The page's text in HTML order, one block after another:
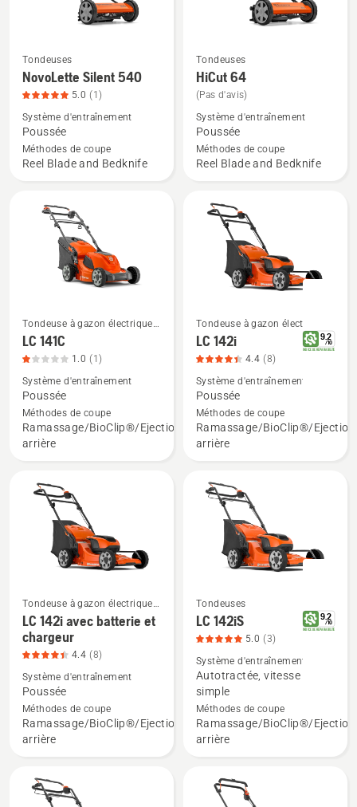
4.4
sur
Voir
plus
de
détails
sur
NovoLette
Tondeuses
NovoLette Silent 540
5.0 (1)
Système d'entraînement
Poussée
Méthodes de coupe
Reel Blade and Bedknife
Voir
plus
de
détails
sur
HiCut
Tondeuses
HiCut 64
(Pas d'avis)
Système d'entraînement
Poussée
Méthodes de coupe
Reel Blade and Bedknife
Voir
plus
détails
sur
LC 141C,
note
produit
Tondeuse à gazon électrique
& Tondeuse a batterie
LC 141C
1.0 (1)
Système d'entraînement
Poussée
Méthodes de coupe
Ramassage/BioClip®/Ejection
arrière
Voir
plus
détails
sur
LC 142i,
note
produit
9.2
/10
INDICE DE REPARABILITE
Tondeuse à gazon électrique
& Tondeuse a batterie
LC 142i
4.4 (8)
Système d'entraînement
Poussée
Méthodes de coupe
Ramassage/BioClip®/Ejection
arrière
Voir
plus
de
détails
sur
LC 142i
avec
chargeur,
Tondeuse à gazon électrique
& Tondeuse a batterie
LC 142i avec batterie et
chargeur
4.4 (8)
Système d'entraînement
Poussée
Méthodes de coupe
Ramassage/BioClip®/Ejection
arrière
Voir
plus
de
détails
sur
LC 142iS,
note
produit
9.2
/10
INDICE DE REPARABILITE
Tondeuses
LC 142iS
5.0 (3)
Système d'entraînement
Autotractée, vitesse
simple
Méthodes de coupe
Ramassage/BioClip®/Ejection
arrière